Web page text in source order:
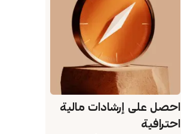
احصل على إرشادات مالية
احترافية